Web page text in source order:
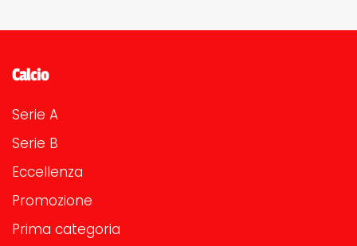
Calcio
Serie A
Serie B
Eccellenza
Promozione
Prima categoria